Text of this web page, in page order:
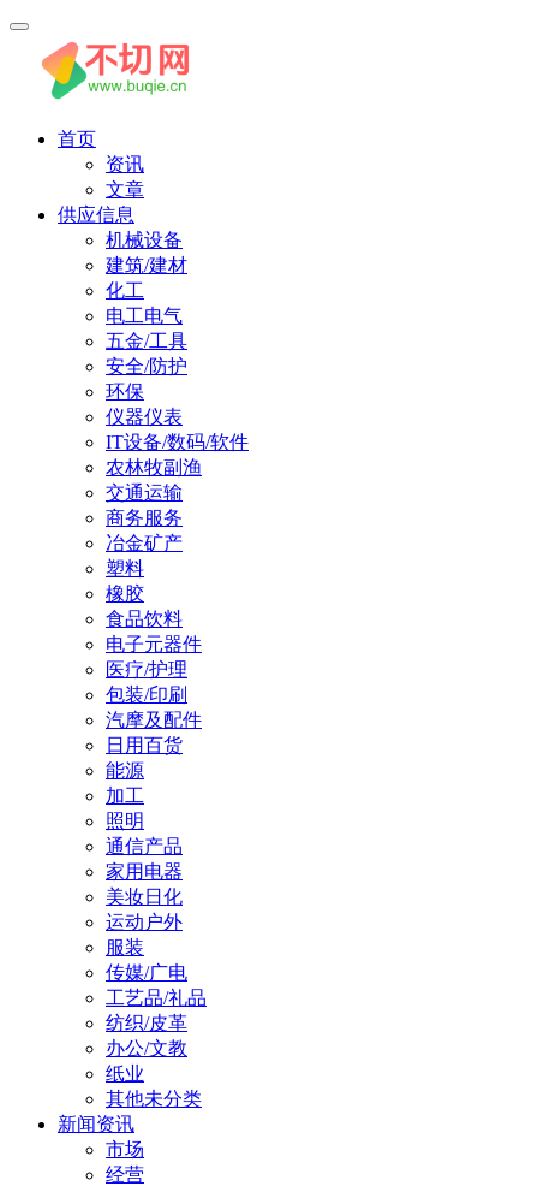
首页
资讯
文章
供应信息
机械设备
建筑/建材
化工
电工电气
五金/工具
安全/防护
环保
仪器仪表
IT设备/数码/软件
农林牧副渔
交通运输
商务服务
冶金矿产
塑料
橡胶
食品饮料
电子元器件
医疗/护理
包装/印刷
汽摩及配件
日用百货
能源
加工
照明
通信产品
家用电器
美妆日化
运动户外
服装
传媒/广电
工艺品/礼品
纺织/皮革
办公/文教
纸业
其他未分类
新闻资讯
市场
经营